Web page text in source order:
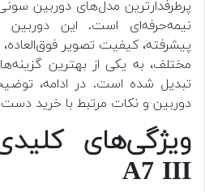
پرطرفدارترین مدل‌های دوربین
نیمه‌حرفه‌ای است. این
پیشرفته، کیفیت تصویر فوق‌العاده،
مختلف، به یکی از بهترین
تبدیل شده است. در ادامه،
دوربین و نکات مرتبط با خرید
ویژگی‌های
A7 III